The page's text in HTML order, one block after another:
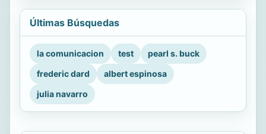
Últimas Búsquedas
la comunicacion test
pearl s. buck
frederic dard
albert espinosa
julia navarro